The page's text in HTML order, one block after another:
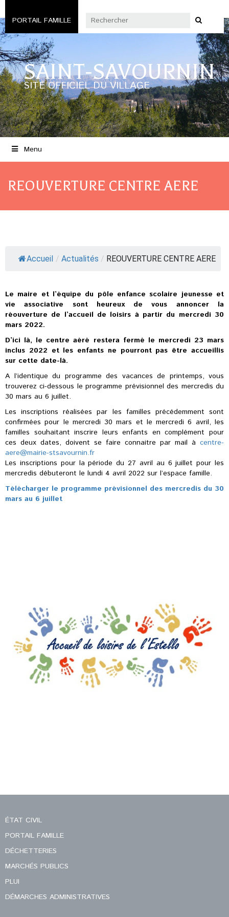
PORTAIL FAMILLE
SAINT-SAVOURNIN
SITE OFFICIEL DU VILLAGE
Menu
REOUVERTURE CENTRE AERE
Accueil / Actualités / REOUVERTURE CENTRE AERE
Le maire et l’équipe du pôle enfance scolaire jeunesse et
vie associative sont heureux de vous annoncer la
réouverture de l’accueil de loisirs à partir du mercredi 30
mars 2022.
D’ici là, le centre aéré restera fermé le mercredi 23 mars
inclus 2022 et les enfants ne pourront pas être accueillis
sur cette date-là.
A l’identique du programme des vacances de printemps, vous
trouverez ci-dessous le programme prévisionnel des mercredis du
30 mars au 6 juillet.
Les inscriptions réalisées par les familles précédemment sont
confirmées pour le mercredi 30 mars et le mercredi 6 avril, les
familles souhaitant inscrire leurs enfants en complément pour
ces deux dates, doivent se faire connaitre par mail à centre-
aere@mairie-stsavournin.fr
Les inscriptions pour la période du 27 avril au 6 juillet pour les
mercredis débuteront le lundi 4 avril 2022 sur l’espace famille.
Télécharger le programme prévisionnel des mercredis du 30
mars au 6 juillet
ÉTAT CIVIL
PORTAIL FAMILLE
DÉCHETTERIES
MARCHÉS PUBLICS
PLUI
DÉMARCHES ADMINISTRATIVES